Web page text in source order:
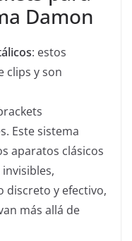
Damon
: estos
clips y son
Este sistema
aparatos clásicos
y efectivo,
más allá de